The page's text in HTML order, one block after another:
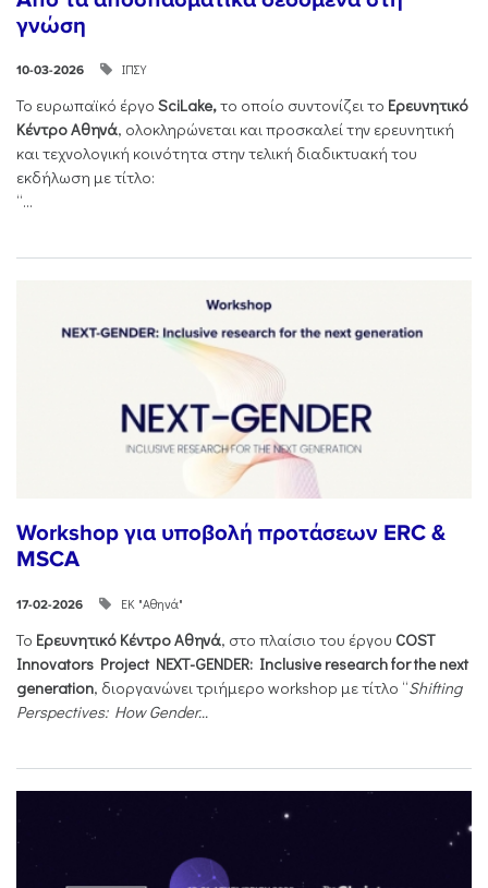
γνώση
10-03-2026 ΙΠΣΥ
Το ευρωπαϊκό έργο SciLake,το οποίο συντονίζει το Ερευνητικό
Κέντρο Αθηνά, ολοκληρώνεται και προσκαλεί την ερευνητική
και τεχνολογική κοινότητα στην τελική διαδικτυακή του
εκδήλωση με τίτλο:
“...
Workshop για υποβολή προτάσεων ERC &
MSCA
17-02-2026 ΕΚ "Αθηνά"
Το Ερευνητικό Κέντρο Αθηνά, στο πλαίσιο του έργου COST
Innovators Project NEXT-GENDER: Inclusive research for the next
generation, διοργανώνει τριήμερο workshop με τίτλο “Shifting
Perspectives: How Gender...